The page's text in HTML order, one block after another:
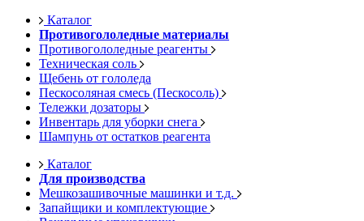
Каталог
Противогололедные материалы
Противогололедные реагенты
Техническая соль
Щебень от гололеда
Пескосоляная смесь (Пескосоль)
Тележки дозаторы
Инвентарь для уборки снега
Шампунь от остатков реагента
Каталог
Для производства
Мешкозашивочные машинки и т.д.
Запайщики и комплектующие